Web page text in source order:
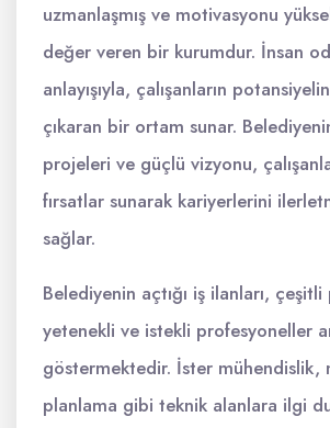
uzmanlaşmış ve motivasyonu
değer veren bir kurumdur. İnsan
anlayışıyla, çalışanların
çıkaran bir ortam sunar.
projeleri ve güçlü vizyonu,
fırsatlar sunarak kariyerlerini
sağlar.
Belediyenin açtığı iş ilanları,
yetenekli ve istekli profesyoneller
göstermektedir. İster mühendislik,
planlama gibi teknik alanlara ilgi